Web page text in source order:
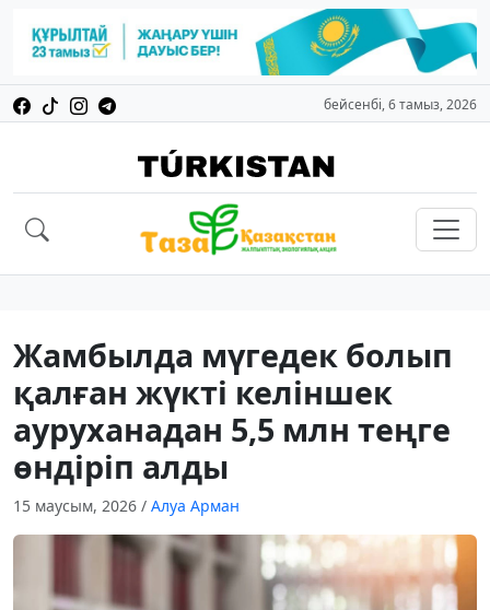
бейсенбі, 6 тамыз, 2026
Жамбылда мүгедек болып
қалған жүкті келіншек
ауруханадан 5,5 млн теңге
өндіріп алды
15 маусым, 2026 / Алуа Арман